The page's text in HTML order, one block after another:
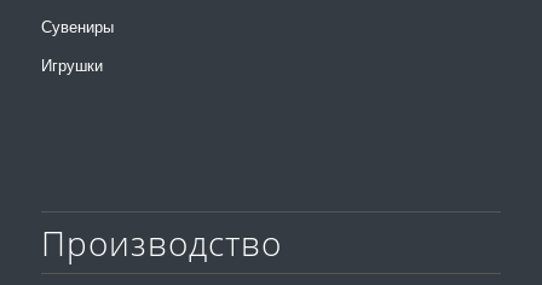
Сувениры
Игрушки
Производство